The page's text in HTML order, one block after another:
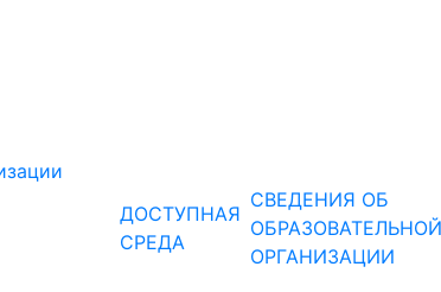
ДОСТУПНАЯ
СРЕДА
СВЕДЕНИЯ ОБ
ОБРАЗОВАТЕЛЬНОЙ
ОРГАНИЗАЦИИ